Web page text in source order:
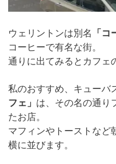
ウェリントンは別名 「
コーヒーで有名な街。
通りに出てみるとカフェ
私のおすすめ、キューバ
フェ」 は、その名の通り
たお店。
マフィンやトーストなど
横に並びます。